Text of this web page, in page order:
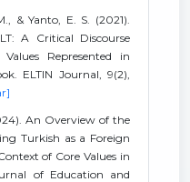
& Yanto, E. S. (2021).
A Critical Discourse
Represented in
ELTIN Journal, 9(2),
An Overview of the
Turkish as a Foreign
of Core Values in
of Education and